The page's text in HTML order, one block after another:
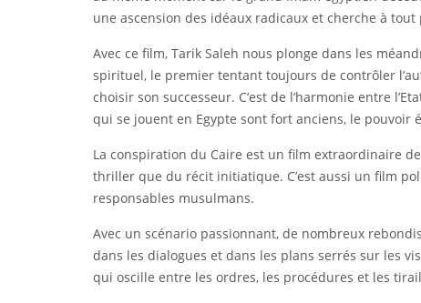
une ascension des idéaux radicaux et cherche à
Avec ce film, Tarik Saleh nous plonge dans les
spirituel, le premier tentant toujours de contrôler
choisir son successeur. C’est de l’harmonie entre
qui se jouent en Egypte sont fort anciens, le
La conspiration du Caire est un film extraordinaire
thriller que du récit initiatique. C’est aussi un film
responsables musulmans.
Avec un scénario passionnant, de nombreux
dans les dialogues et dans les plans serrés sur les
qui oscille entre les ordres, les procédures et les